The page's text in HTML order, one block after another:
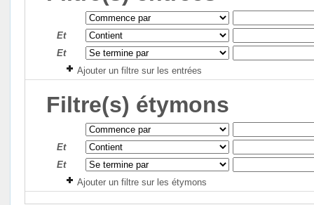
Et
Et
Ajouter un filtre sur les entrées
Filtre(s) étymons
Et
Et
Ajouter un filtre sur les étymons